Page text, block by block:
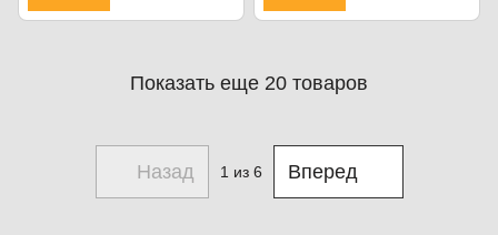
Показать еще 20 товаров
Назад 1 из 6 Вперед